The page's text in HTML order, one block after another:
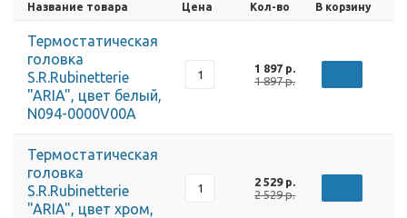
Название товара Цена Кол-во В корзину
Термостатическая
головка
S.R.Rubinetterie
"ARIA", цвет белый,
N094-0000V00A
1 897 р.
1 897 р.
Термостатическая
головка
S.R.Rubinetterie
"ARIA", цвет хром,
2 529 р.
2 529 р.